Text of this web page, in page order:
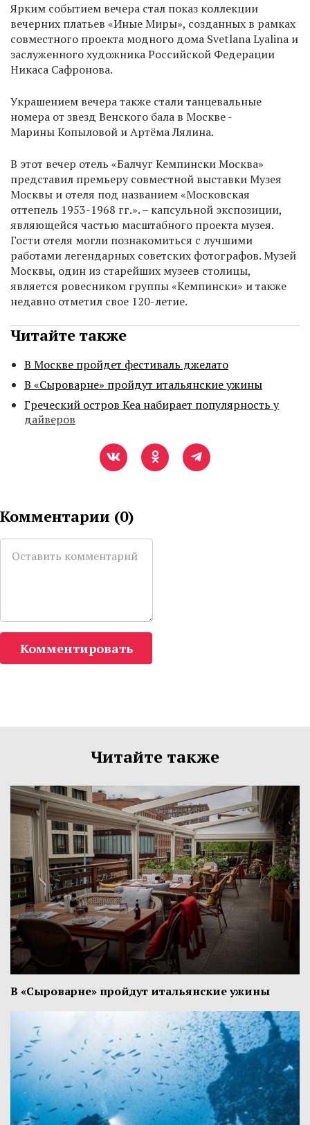
Ярким событием вечера стал показ коллекции
вечерних платьев «Иные Миры», созданных в рамках
совместного проекта модного дома Svetlana Lyalina и
заслуженного художника Российской Федерации
Никаса Сафронова.
Украшением вечера также стали танцевальные
номера от звезд Венского бала в Москве -
Марины Копыловой и Артёма Лялина.
В этот вечер отель «Балчуг Кемпински Москва»
представил премьеру совместной выставки Музея
Москвы и отеля под названием «Московская
оттепель 1953-1968 гг.». – капсульной экспозиции,
являющейся частью масштабного проекта музея.
Гости отеля могли познакомиться с лучшими
работами легендарных советских фотографов. Музей
Москвы, один из старейших музеев столицы,
является ровесником группы «Кемпински» и также
недавно отметил свое 120-летие.
Читайте также
В Москве пройдет фестиваль джелато
В «Сыроварне» пройдут итальянские ужины
Греческий остров Кеа набирает популярность у
дайверов
Комментарии (0)
Комментировать
Читайте также
В «Сыроварне» пройдут итальянские ужины